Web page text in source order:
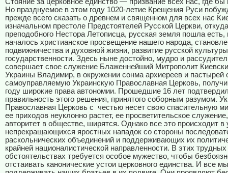
Но празднуемое в этом году 1020-летие Крещения Руси
прежде всего сказать о древнем и священном для всех нас
изначальном престоле Предстоятелей Русской Церкви,
преподобного Нестора Летописца, русская земля пошла есть,
началось христианское просвещение нашего народа,
подвижничества и духовной жизни, развитие русской
государственности. Здесь ныне достойно, мудро и
совершает свое служение Блаженнейший Митрополит
Украины Владимир, в окружении сонма архиереев и
самоуправляемую Украинскую Православная Церковь,
году широкие права автономии. Прошедшие 16 лет
правильность этого решения, принятого соборным разумом.
Православная Церковь с
честью несет свою спасительную
ее приходов неуклонно растет, ее просветительское
авторитет в обществе, ширятся. Однако все это происходит в
непрекращающихся яростных нападок со стороны
раскольнических объединений и поддерживающих их
крайней националистической направленности. В этих трудных
обстоятельствах требуется особое мужество, чтобы
отстаивать канонические устои церковного единства. И все